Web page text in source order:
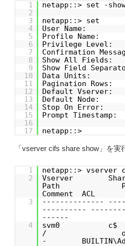
1
netapp::> set -
2
3
netapp::> set
4
User Name:
5
Profile
6
Privilege
7
Confirmation
8
Show All
9
Show Field
10
Data
11
Pagination
12
Default Vserver:
13
Default Node:
14
Stop On
15
Prompt Timestamp:
16
17
netapp::>
「vserver cifs share show」を実
1
netapp::> vserver
2
Vserver
Path
Comment ACL
3
--------------
----------
------
4
svm0
/
-